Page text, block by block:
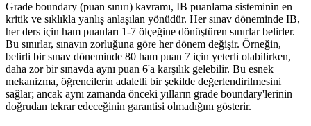
Grade boundary (puan sınırı) kavramı, IB puanlama sisteminin en
kritik ve sıklıkla yanlış anlaşılan yönüdür. Her sınav döneminde IB,
her ders için ham puanları 1-7 ölçeğine dönüştüren sınırlar belirler.
Bu sınırlar, sınavın zorluğuna göre her dönem değişir. Örneğin,
belirli bir sınav döneminde 80 ham puan 7 için yeterli olabilirken,
daha zor bir sınavda aynı puan 6'a karşılık gelebilir. Bu esnek
mekanizma, öğrencilerin adaletli bir şekilde değerlendirilmesini
sağlar; ancak aynı zamanda önceki yılların grade boundary'lerinin
doğrudan tekrar edeceğinin garantisi olmadığını gösterir.